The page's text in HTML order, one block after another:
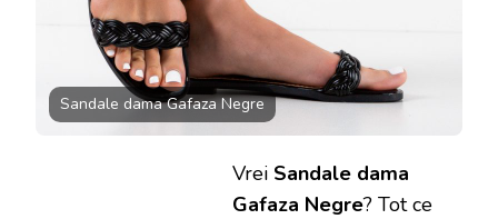
Sandale dama Gafaza Negre
Vrei Sandale dama
Gafaza Negre? Tot ce